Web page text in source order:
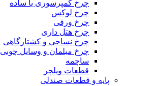
چرخ کمپرسوری یا ساده
چرخ لوکس
چرخ ورقی
چرخ هتل داری
چرخ نساجی و کشتارگاهی
چرخ مبلمان و وسایل چوبی
ساچمه
قطعات ویلچر
پایه و قطعات صندلی